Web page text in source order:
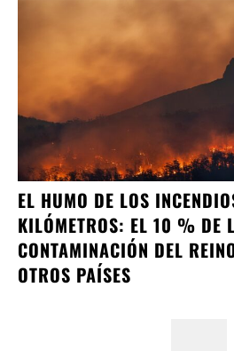
EL HUMO DE LOS
KILÓMETROS: EL 10 % DE
CONTAMINACIÓN DEL
OTROS PAÍSES